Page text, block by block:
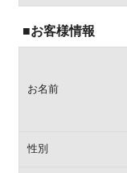
■お客様情報
お名前
性別